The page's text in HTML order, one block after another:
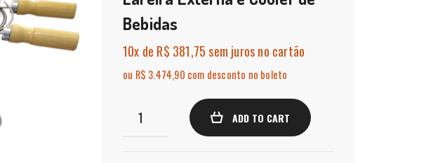
Bebidas
10x de R$ 381,75sem juros no cartão
ou R$ 3.474,90 com desconto no boleto
ZZONN
ADD TO CART